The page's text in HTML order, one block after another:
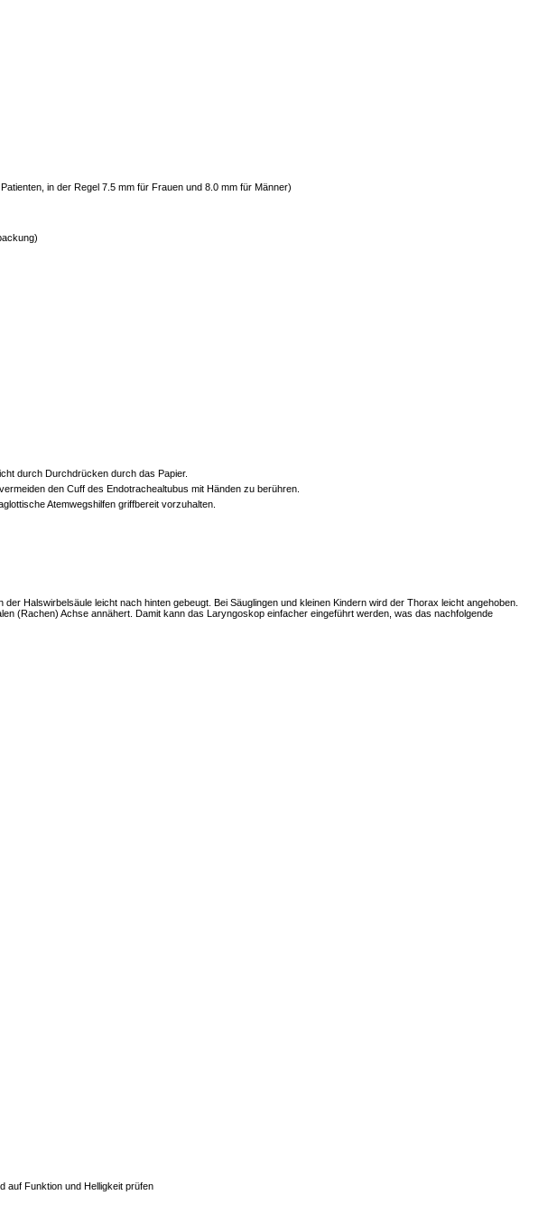
in der Regel 7.5 mm für Frauen und 8.0 mm für Männer)
durch Durchdrücken durch das Papier.
den Cuff des Endotrachealtubus mit Händen zu berühren.
Atemwegshilfen griffbereit vorzuhalten.
Halswirbelsäule leicht nach hinten gebeugt. Bei Säuglingen und kleinen Kindern wird der Thorax leicht angehoben.
(Rachen) Achse annähert. Damit kann das Laryngoskop einfacher eingeführt werden, was das nachfolgende
auf Funktion und Helligkeit prüfen